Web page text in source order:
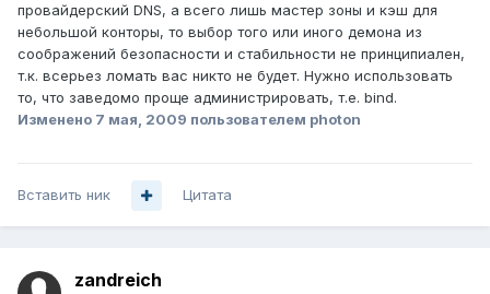
провайдерский DNS, а всего лишь мастер зоны и кэш для
небольшой конторы, то выбор того или иного демона из
соображений безопасности и стабильности не принципиален,
т.к. всерьез ломать вас никто не будет. Нужно использовать
то, что заведомо проще администрировать, т.е. bind.
Изменено 7 мая, 2009 пользователем photon
Вставить ник Цитата
zandreich